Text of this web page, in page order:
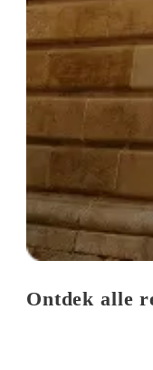
Ontdek alle